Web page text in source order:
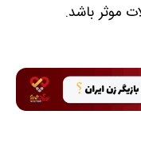
موثر باشد.